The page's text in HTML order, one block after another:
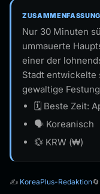
ZUSAMMENFASSUNG
Nur 30 Minuten
ummauerte
einer der
Stadt entwickelte
gewaltige
🗓️ Beste Zeit:
🗣️ Koreanisch
💱 KRW (₩)
✍️ KoreaPlus-Redaktion